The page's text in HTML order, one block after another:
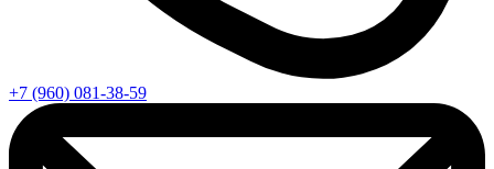
+7 (960) 081-38-59